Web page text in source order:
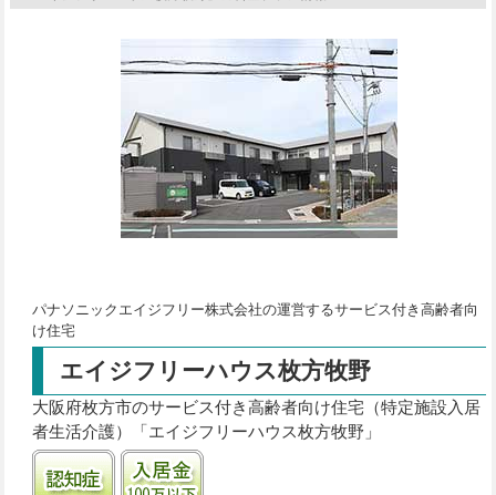
パナソニックエイジフリー株式会社の運営するサービス付き高齢者向
け住宅
エイジフリーハウス枚方牧野
大阪府枚方市のサービス付き高齢者向け住宅（特定施設入居
者生活介護）「エイジフリーハウス枚方牧野」
認知症受け入れ可入居金100万円以下プランあり